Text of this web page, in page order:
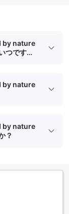
by nature
つです
by nature
by nature
？